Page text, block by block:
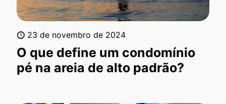
23 de novembro de 2024
O que define um condomínio
pé na areia de alto padrão?